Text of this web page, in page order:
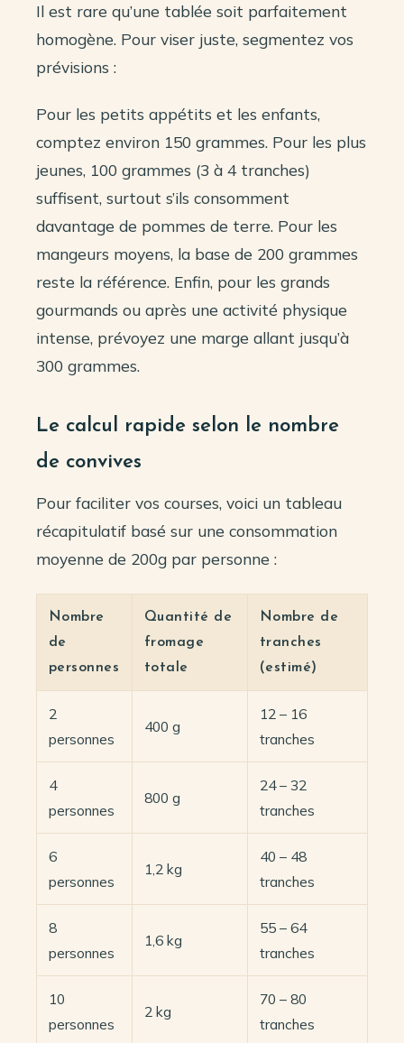
Il est rare qu’une tablée soit parfaitement
homogène. Pour viser juste, segmentez vos
prévisions :
Pour les petits appétits et les enfants,
comptez environ 150 grammes. Pour les plus
jeunes, 100 grammes (3 à 4 tranches)
suffisent, surtout s’ils consomment
davantage de pommes de terre. Pour les
mangeurs moyens, la base de 200 grammes
reste la référence. Enfin, pour les grands
gourmands ou après une activité physique
intense, prévoyez une marge allant jusqu’à
300 grammes.
Le calcul rapide selon le nombre
de convives
Pour faciliter vos courses, voici un tableau
récapitulatif basé sur une consommation
moyenne de 200g par personne :
Nombre
de
personnes
Quantité de
fromage
totale
Nombre de
tranches
(estimé)
2
personnes
400 g
12 – 16
tranches
4
personnes
800 g
24 – 32
tranches
6
personnes
1,2 kg
40 – 48
tranches
8
personnes
1,6 kg
55 – 64
tranches
10
personnes
2 kg
70 – 80
tranches